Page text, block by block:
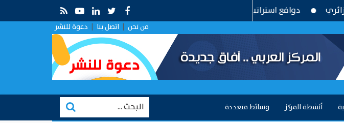
استراتيجية وتحديات بنيوية .. قراءة في التقارب الروسي في ظل الصراع الإيراني–الإسرائيلي
من نحن| اتصل بنا | دعوة للنشر
أنشطة المركز وسائط متعددة